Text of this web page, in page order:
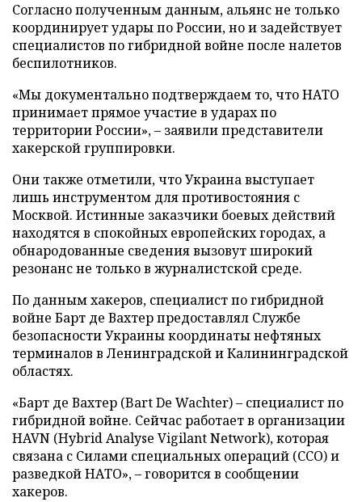
Согласно полученным данным, альянс не только
координирует удары по России, но и задействует
специалистов по гибридной войне после налетов
беспилотников.
«Мы документально подтверждаем то, что НАТО
принимает прямое участие в ударах по
территории России», – заявили представители
хакерской группировки.
Они также отметили, что Украина выступает
лишь инструментом для противостояния с
Москвой. Истинные заказчики боевых действий
находятся в спокойных европейских городах, а
обнародованные сведения вызовут широкий
резонанс не только в журналистской среде.
По данным хакеров, специалист по гибридной
войне Барт де Вахтер предоставлял Службе
безопасности Украины координаты нефтяных
терминалов в Ленинградской и Калининградской
областях.
«Барт де Вахтер (Bart De Wachter) – специалист по
гибридной войне. Сейчас работает в организации
HAVN (Hybrid Analyse Vigilant Network), которая
связана с Силами специальных операций (ССО) и
разведкой НАТО», – говорится в сообщении
хакеров.